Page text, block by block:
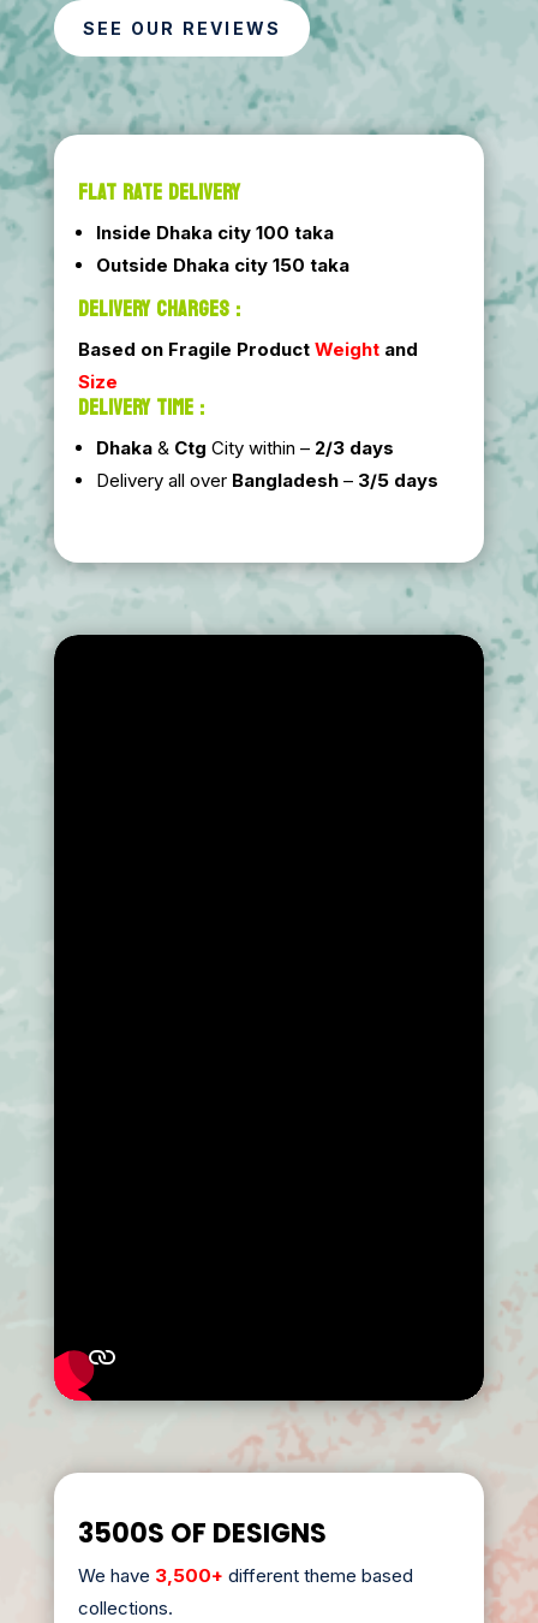
SEE OUR REVIEWS
FLAT RATE DELIVERY
Inside Dhaka city 100 taka
Outside Dhaka city 150 taka
DELIVERY CHARGES :
Based on Fragile Product Weightand
Size
DELIVERY TIME :
Dhaka& Ctg City within – 2/3 days
Delivery all over Bangladesh– 3/5 days
3500S OF DESIGNS
We have 3,500+ different theme based
collections.